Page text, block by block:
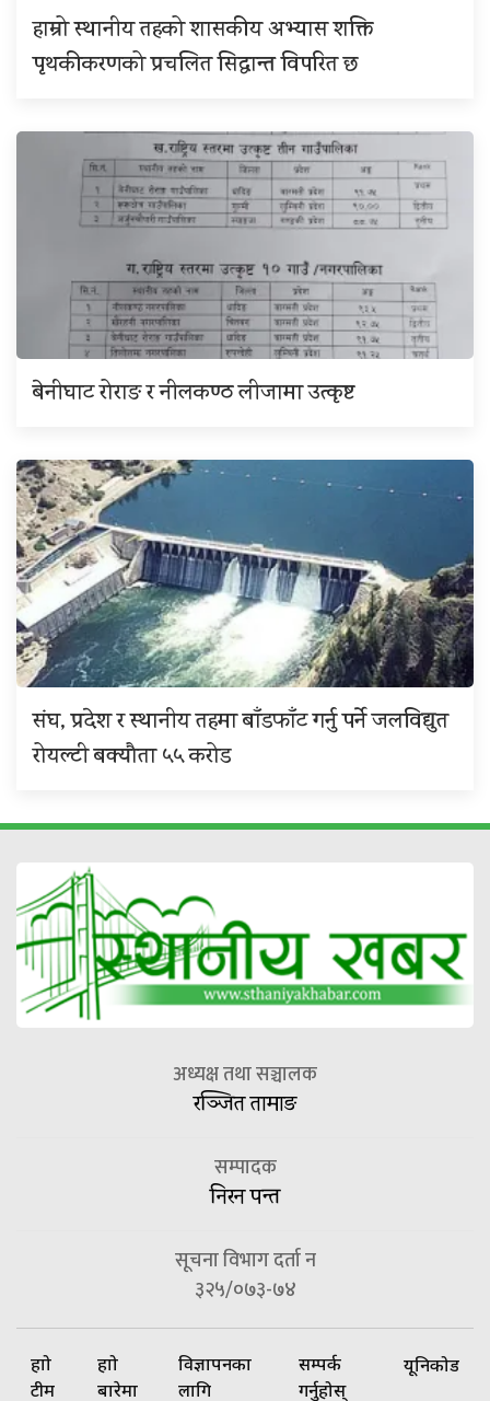
हाम्रो स्थानीय तहको शासकीय अभ्यास शक्ति
पृथकीकरणको प्रचलित सिद्धान्त विपरित छ
बेनीघाट रोराङ र नीलकण्ठ लीजामा उत्कृष्ट
संघ, प्रदेश र स्थानीय तहमा बाँडफाँट गर्नु पर्ने जलविद्युत
रोयल्टी बक्यौता ५५ करोड
अध्यक्ष तथा सञ्चालक
रञ्जित तामाङ
सम्पादक
निरन पन्त
सूचना विभाग दर्ता न
३२५/०७३-७४
हाम्रो
टीम
हाम्रो
बारेमा
विज्ञापनका
लागि
सम्पर्क
गर्नुहोस्
यूनिकोड